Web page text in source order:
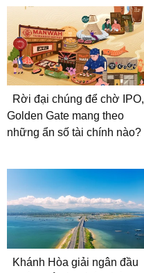
Rời đại chúng để chờ IPO,
Golden Gate mang theo
những ẩn số tài chính nào?
Khánh Hòa giải ngân đầu